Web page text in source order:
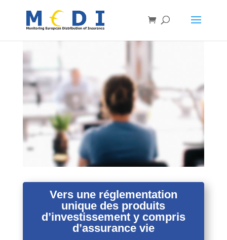
Vers une réglementation
unique des produits
d’investissement y compris
d’assurance vie